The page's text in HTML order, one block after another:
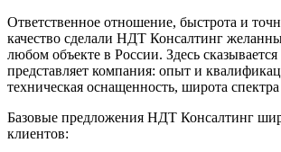
Ответственное отношение, быстрота и
качество сделали НДТ Консалтинг
любом объекте в России. Здесь сказывается
представляет компания: опыт и
техническая оснащенность, широта
Базовые предложения НДТ Консалтинг
клиентов: